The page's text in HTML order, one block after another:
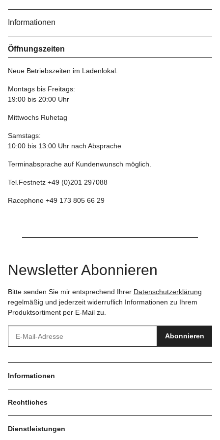
Informationen
Öffnungszeiten
Neue Betriebszeiten im Ladenlokal.
Montags bis Freitags:
19:00 bis 20:00 Uhr
Mittwochs Ruhetag
Samstags:
10:00 bis 13:00 Uhr nach Absprache
Terminabsprache auf Kundenwunsch möglich.
Tel.Festnetz +49 (0)201 297088
Racephone +49 173 805 66 29
Newsletter Abonnieren
Bitte senden Sie mir entsprechend Ihrer Datenschutzerklärung
regelmäßig und jederzeit widerruflich Informationen zu Ihrem
Produktsortiment per E-Mail zu.
Abonnieren
Informationen
Rechtliches
Dienstleistungen